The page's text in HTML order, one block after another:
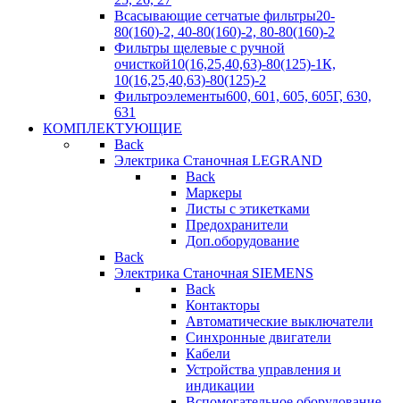
Всасывающие сетчатые фильтры20-
80(160)-2, 40-80(160)-2, 80-80(160)-2
Фильтры щелевые с ручной
очисткой10(16,25,40,63)-80(125)-1К,
10(16,25,40,63)-80(125)-2
Фильтроэлементы600, 601, 605, 605Г, 630,
631
КОМПЛЕКТУЮЩИЕ
Back
Электрика Станочная LEGRAND
Back
Маркеры
Листы с этикетками
Предохранители
Доп.оборудование
Back
Электрика Станочная SIEMENS
Back
Контакторы
Автоматические выключатели
Синхронные двигатели
Кабели
Устройства управления и
индикации